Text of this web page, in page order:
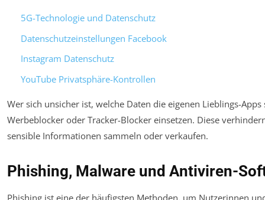
5G-Technologie und Datenschutz
Datenschutzeinstellungen Facebook
Instagram Datenschutz
YouTube Privatsphäre-Kontrollen
Wer sich unsicher ist, welche Daten die eigenen Lieblings-
Werbeblocker oder Tracker-Blocker einsetzen. Diese
sensible Informationen sammeln oder verkaufen.
Phishing, Malware und Antiviren-
Phishing ist eine der häufigsten Methoden, um Nutzerinnen